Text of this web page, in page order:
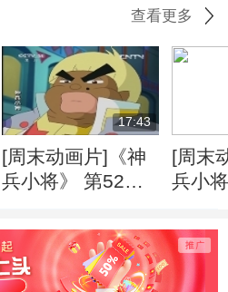
查看更多
17:43
[周末动画片]《神
兵小将》 第52集
20130806
[周末
兵小